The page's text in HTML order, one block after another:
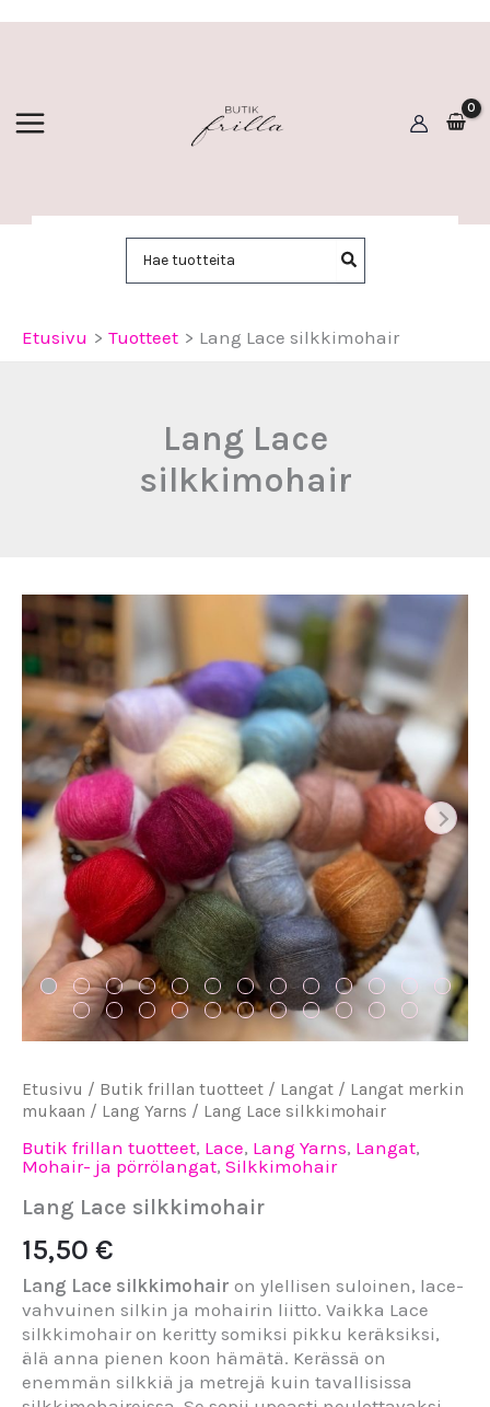
Etusivu Tuotteet Lang Lace silkkimohair
Lang Lace
silkkimohair
Etusivu / Butik frillan tuotteet / Langat / Langat merkin
mukaan / Lang Yarns / Lang Lace silkkimohair
Butik frillan tuotteet, Lace, Lang Yarns, Langat,
Mohair- ja pörrölangat, Silkkimohair
Lang Lace silkkimohair
15,50 €
Lang Lace silkkimohair on ylellisen suloinen, lace-
vahvuinen silkin ja mohairin liitto. Vaikka Lace
silkkimohair on keritty somiksi pikku keräksiksi,
älä anna pienen koon hämätä. Kerässä on
enemmän silkkiä ja metrejä kuin tavallisissa
Lace
silkkimohair
määrä